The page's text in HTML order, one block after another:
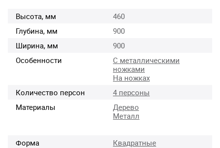
Высота, мм
460
Глубина, мм
900
Ширина, мм
900
Особенности
С металлическими
ножками
На ножках
Количество персон
4 персоны
Материалы
Дерево
Металл
Форма
Квадратные